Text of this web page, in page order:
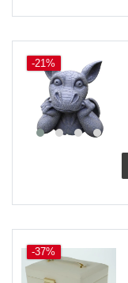
-21%
-37%